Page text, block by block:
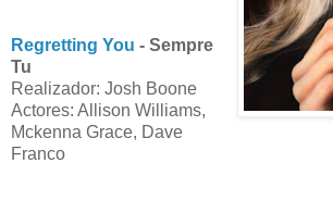
Regretting You - Sempre
Tu
Realizador: Josh Boone
Actores: Allison Williams,
Mckenna Grace, Dave
Franco